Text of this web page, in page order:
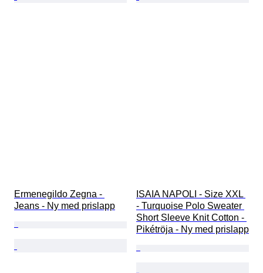
Ermenegildo Zegna -
Jeans - Ny med prislapp
ISAIA NAPOLI - Size XXL
- Turquoise Polo Sweater
Short Sleeve Knit Cotton -
Pikétröja - Ny med prislapp